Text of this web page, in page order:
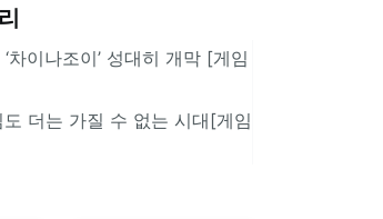
차이나조이’ 성대히 개막 [게임
더는 가질 수 없는 시대[게임